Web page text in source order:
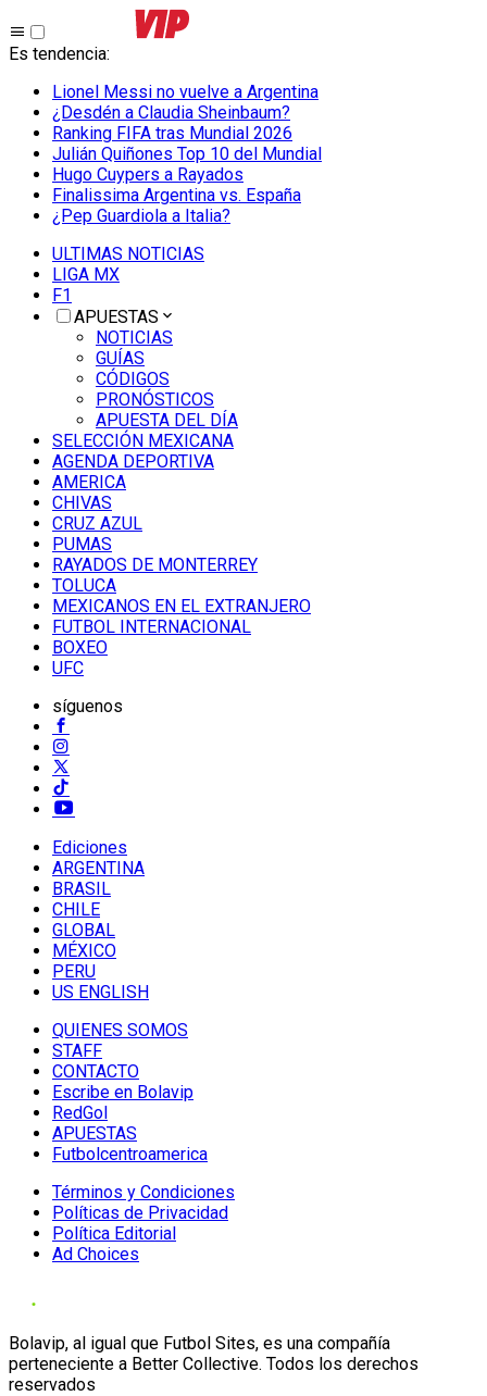
Es tendencia:
Lionel Messi no vuelve a Argentina
¿Desdén a Claudia Sheinbaum?
Ranking FIFA tras Mundial 2026
Julián Quiñones Top 10 del Mundial
Hugo Cuypers a Rayados
Finalissima Argentina vs. España
¿Pep Guardiola a Italia?
ULTIMAS NOTICIAS
LIGA MX
F1
APUESTAS
NOTICIAS
GUÍAS
CÓDIGOS
PRONÓSTICOS
APUESTA DEL DÍA
SELECCIÓN MEXICANA
AGENDA DEPORTIVA
AMERICA
CHIVAS
CRUZ AZUL
PUMAS
RAYADOS DE MONTERREY
TOLUCA
MEXICANOS EN EL EXTRANJERO
FUTBOL INTERNACIONAL
BOXEO
UFC
síguenos
Ediciones
ARGENTINA
BRASIL
CHILE
GLOBAL
MÉXICO
PERU
US ENGLISH
QUIENES SOMOS
STAFF
CONTACTO
Escribe en Bolavip
RedGol
APUESTAS
Futbolcentroamerica
Términos y Condiciones
Políticas de Privacidad
Política Editorial
Ad Choices
Bolavip, al igual que Futbol Sites, es una compañía
perteneciente a Better Collective. Todos los derechos
reservados